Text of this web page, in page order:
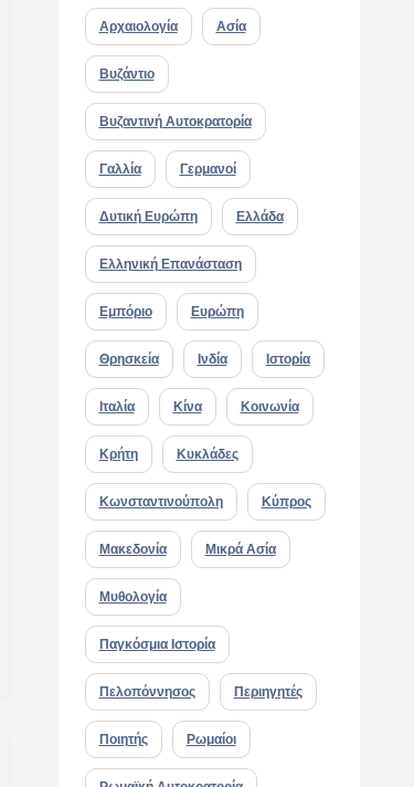
Αρχαιολογία Ασία
Βυζάντιο
Βυζαντινή Αυτοκρατορία
Γαλλία Γερμανοί
Δυτική Ευρώπη Ελλάδα
Ελληνική Επανάσταση
Εμπόριο Ευρώπη
Θρησκεία Ινδία Ιστορία
Ιταλία Κίνα Κοινωνία
Κρήτη Κυκλάδες
Κωνσταντινούπολη Κύπρος
Μακεδονία Μικρά Ασία
Μυθολογία
Παγκόσμια Ιστορία
Πελοπόννησος Περιηγητές
Ποιητής Ρωμαίοι